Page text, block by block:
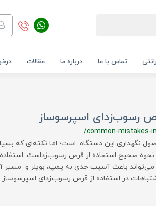
تماس با ما درباره ما مقالات
رسوب‌زدای اسپرسوساز
/common-mistakes-
نگهداری این دستگاه است؛ اما نکته‌ای که
نحوه صحیح استفاده از قرص رسوب‌زداست. استفاده
می‌تواند باعث آسیب جدی به پمپ، بویلر و مسیر
در استفاده از قرص رسوب‌زدای اسپرسوساز